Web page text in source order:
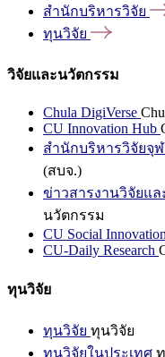
สำนักบริหารวิจัย
ทุนวิจัย
วิจัยและนวัตกรรม
Chula DigiVerse
CU Innovation Hub
สำนักบริหารวิจัยจุ
(สบจ.)
ข่าวสารงานวิจัยแ
นวัตกรรม
CU Social
CU-Daily Research
ทุนวิจัย
ทุนวิจัย ทุนวิจัย
ทุนวิจัยในประเทศ